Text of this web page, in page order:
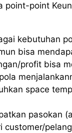
point-point
kebutuhan
bisa
profit bisa
space
pasokan
customer/